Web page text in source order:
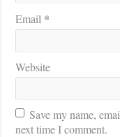
Email *
Website
Save my name,
next time I comment.